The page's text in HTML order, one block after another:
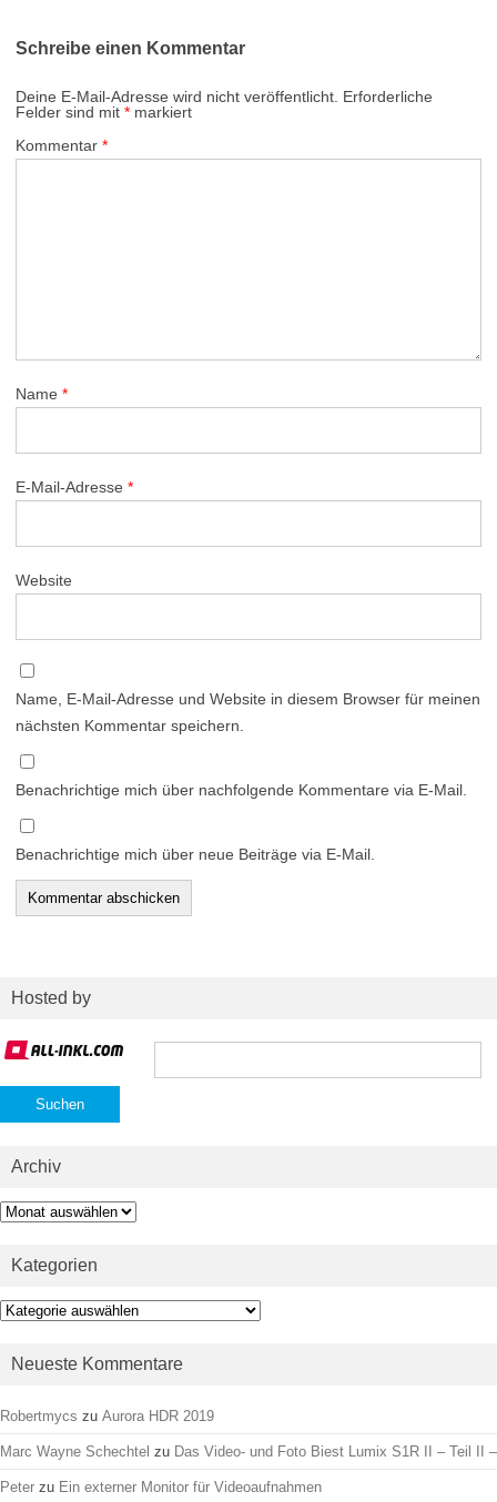
Schreibe einen Kommentar
Deine E-Mail-Adresse wird nicht veröffentlicht. Erforderliche
Felder sind mit * markiert
Kommentar *
Name *
E-Mail-Adresse *
Website
Name, E-Mail-Adresse und Website in diesem Browser für meinen
nächsten Kommentar speichern.
Benachrichtige mich über nachfolgende Kommentare via E-Mail.
Benachrichtige mich über neue Beiträge via E-Mail.
Hosted by
Suchen
Archiv
Archiv
Kategorien
Kategorien
Neueste Kommentare
Robertmycs zu Aurora HDR 2019
Marc Wayne Schechtel zu Das Video- und Foto Biest Lumix S1R II – Teil II –
Peter zu Ein externer Monitor für Videoaufnahmen